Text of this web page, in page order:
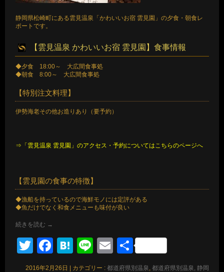
静岡県松崎町にある雲見温泉「かわいいお宿 雲見園」の夕食・朝食レ
ポートです。
【雲見温泉 かわいいお宿 雲見園】食事情報
◆夕食 18:00～ 大広間食事処
◆朝食 8:00～ 大広間食事処
【特別注文料理】
伊勢海老その他お造りあり（要予約）
⇒「雲見温泉 雲見園」のアクセス・予約についてはこちらのページへ
【雲見園の食事の特徴】
◆漁船を持っているので海鮮モノには定評がある
◆魚だけでなく和食メニューも味付が良い
続きを読む →
TwitterFacebook
Hatena
LineEmail
共
有
2016年2月26日 | カテゴリー : 都道府県別温泉 都道府県別温泉, 静岡